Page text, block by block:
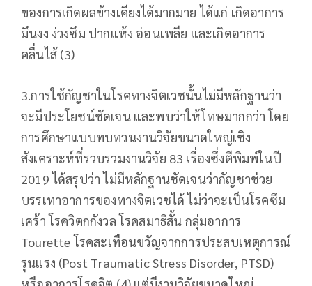
ของการเกิดผลข้างเคียงได้มากมาย ได้แก่ เกิดอาการ
มึนงง ง่วงซึม ปากแห้ง อ่อนเพลีย และเกิดอาการ
คลื่นไส้ (3)
3.การใช้กัญชาในโรคทางจิตเวชนั้นไม่มีหลักฐานว่า
จะมีประโยชน์ชัดเจน และพบว่าให้โทษมากกว่า โดย
การศึกษาแบบทบทวนงานวิจัยขนาดใหญ่เชิง
สังเคราะห์ที่รวบรวมงานวิจัย 83 เรื่องซึ่งตีพิมพ์ในปี
2019 ได้สรุปว่า ไม่มีหลักฐานชัดเจนว่ากัญชาช่วย
บรรเทาอาการของทางจิตเวชได้ ไม่ว่าจะเป็นโรคซึม
เศร้า โรควิตกกังวล โรคสมาธิสั้น กลุ่มอาการ
Tourette โรคสะเทือนขวัญจากการประสบเหตุการณ์
รุนแรง (Post Traumatic Stress Disorder, PTSD)